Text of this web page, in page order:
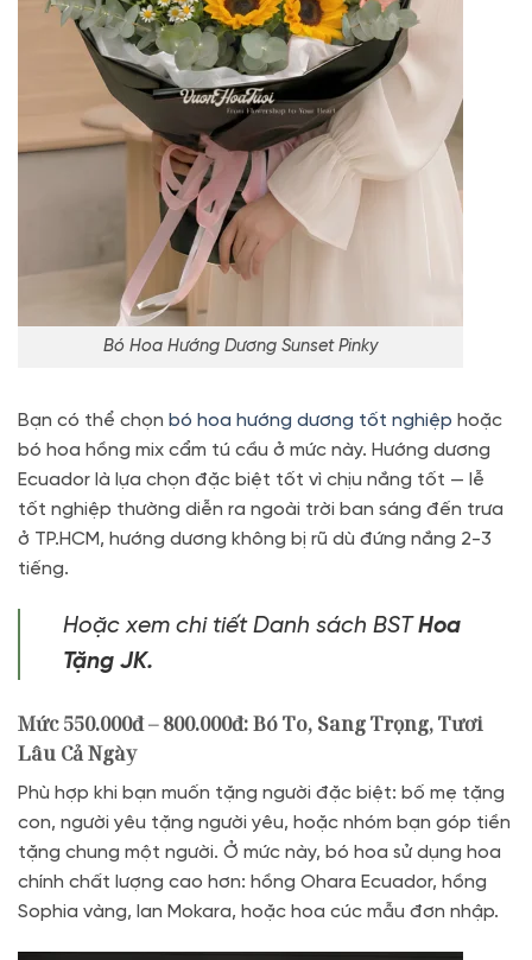
Bó Hoa Hướng Dương Sunset Pinky
Bạn có thể chọn bó hoa hướng dương tốt nghiệp hoặc
bó hoa hồng mix cẩm tú cầu ở mức này. Hướng dương
Ecuador là lựa chọn đặc biệt tốt vì chịu nắng tốt — lễ
tốt nghiệp thường diễn ra ngoài trời ban sáng đến trưa
ở TP.HCM, hướng dương không bị rũ dù đứng nắng 2-3
tiếng.
Hoặc xem chi tiết Danh sách BSTHoa
Tặng JK.
Mức 550.000đ – 800.000đ: Bó To, Sang Trọng, Tươi
Lâu Cả Ngày
Phù hợp khi bạn muốn tặng người đặc biệt: bố mẹ tặng
con, người yêu tặng người yêu, hoặc nhóm bạn góp tiền
tặng chung một người. Ở mức này, bó hoa sử dụng hoa
chính chất lượng cao hơn: hồng Ohara Ecuador, hồng
Sophia vàng, lan Mokara, hoặc hoa cúc mẫu đơn nhập.